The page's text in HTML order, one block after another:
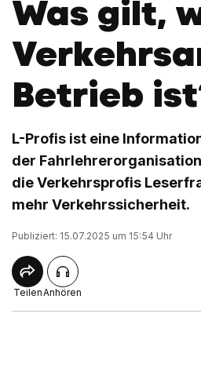
Was gilt,
Betrieb
L-Profis ist eine
der
die Verkehrsprofis
mehr Verkehrssicherheit.
Publiziert: 15.07.2025 um 15:54 Uhr
TeilenAnhören